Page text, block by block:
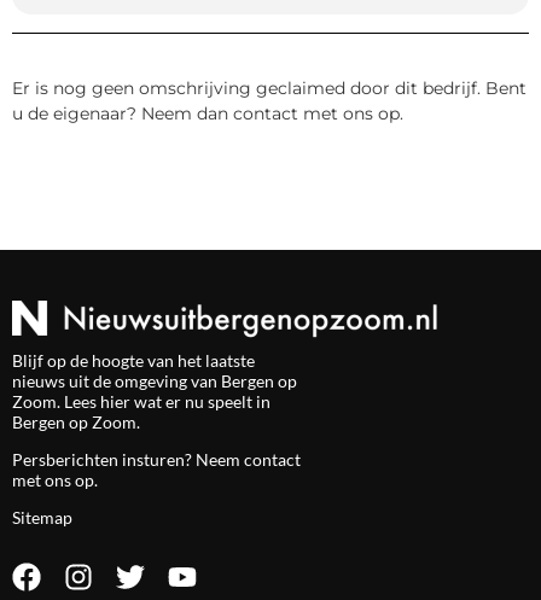
Er is nog geen omschrijving geclaimed door dit bedrijf. Bent
u de eigenaar? Neem dan contact met ons op.
Blijf op de hoogte van het laatste
nieuws uit de omgeving van Bergen op
Zoom. Lees hier wat er nu speelt in
Bergen op Zoom.
Persberichten insturen? Neem contact
met ons op.
Sitemap